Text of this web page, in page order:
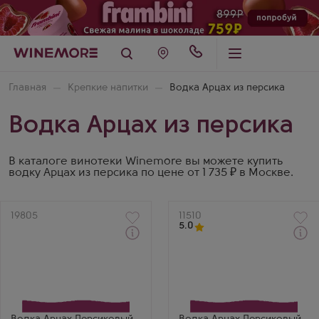
Главная Крепкие напитки Водка Арцах из персика
Водка Арцах из персика
В каталоге винотеки Winemore вы можете купить
водку Арцах из персика по цене от 1 735 ₽ в Москве.
Артикул
19805
Company
Артикул
11510
5.0
Ohanyan Brandy